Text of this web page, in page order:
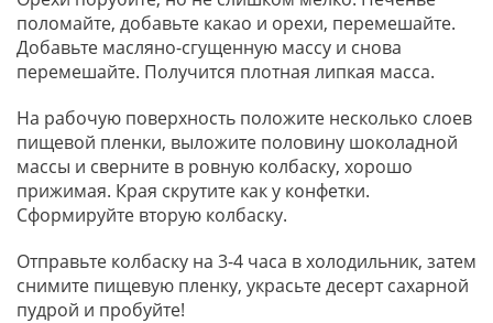
поломайте, добавьте какао и орехи, перемешайте.
Добавьте масляно-сгущенную массу и снова
перемешайте. Получится плотная липкая масса.
На рабочую поверхность положите несколько слоев
пищевой пленки, выложите половину шоколадной
массы и сверните в ровную колбаску, хорошо
прижимая. Края скрутите как у конфетки.
Сформируйте вторую колбаску.
Отправьте колбаску на 3-4 часа в холодильник, затем
снимите пищевую пленку, украсьте десерт сахарной
пудрой и пробуйте!